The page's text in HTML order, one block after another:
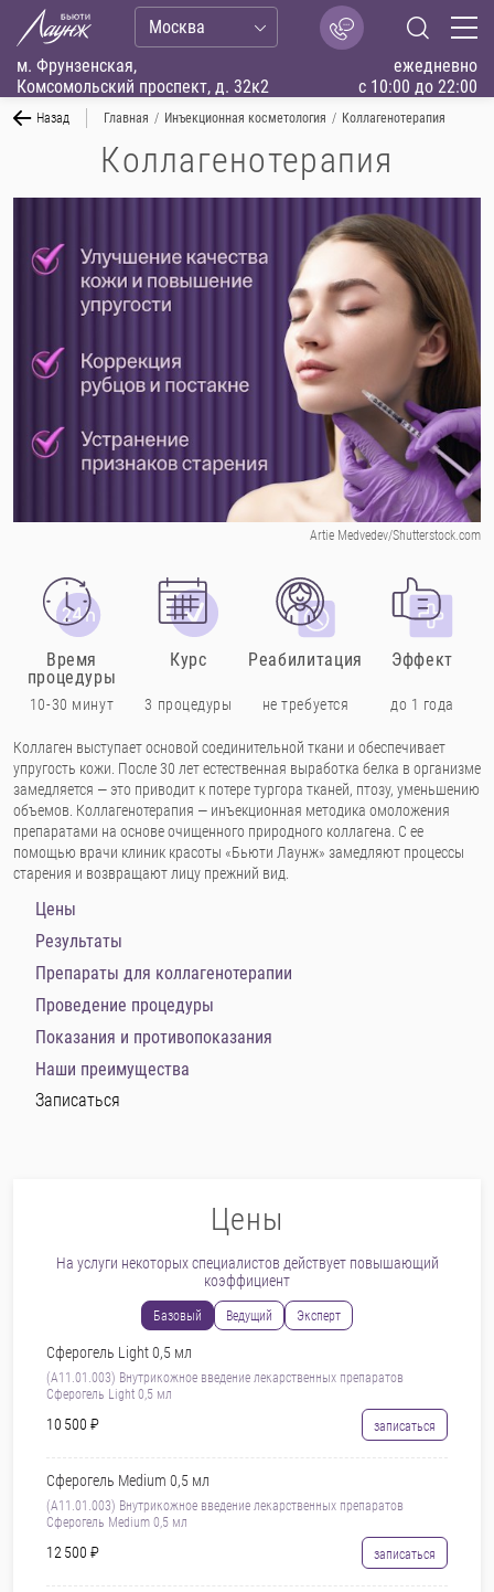
м. Фрунзенская,
Комсомольский проспект, д. 32к2
ежедневно
с 10:00 до 22:00
Москва
Назад Главная / Инъекционная косметология / Коллагенотерапия
Коллагенотерапия
Коллаген выступает основой соединительной ткани и обеспечивает
упругость кожи. После 30 лет естественная выработка белка в организме
замедляется — это приводит к потере тургора тканей, птозу, уменьшению
объемов. Коллагенотерапия — инъекционная методика омоложения
препаратами на основе очищенного природного коллагена. С ее
помощью врачи клиник красоты «Бьюти Лаунж» замедляют процессы
старения и возвращают лицу прежний вид.
Цены
Результаты
Препараты для коллагенотерапии
Проведение процедуры
Показания и противопоказания
Наши преимущества
Записаться
Artie Medvedev/Shutterstock.com
Время
процедуры
10-30 минут
Курс
3 процедуры
Реабилитация
не требуется
Эффект
до 1 года
Цены
На услуги некоторых специалистов действует повышающий
коэффициент
Базовый Ведущий Эксперт
Сферогель Light 0,5 мл
(А11.01.003) Внутрикожное введение лекарственных препаратов
Сферогель Light 0,5 мл
10 500 ₽ записаться
Сферогель Medium 0,5 мл
(А11.01.003) Внутрикожное введение лекарственных препаратов
Сферогель Medium 0,5 мл
12 500 ₽ записаться